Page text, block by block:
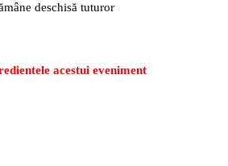
deschisă tuturor
acestui eveniment